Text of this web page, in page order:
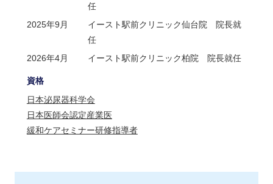
任
2025年9月
イースト駅前クリニック仙台院 院長就
任
2026年4月
イースト駅前クリニック柏院 院長就任
資格
日本泌尿器科学会
日本医師会認定産業医
緩和ケアセミナー研修指導者